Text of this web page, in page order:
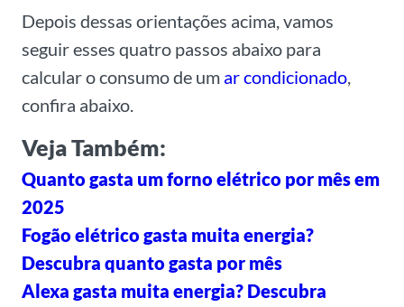
Depois dessas orientações acima, vamos
seguir esses quatro passos abaixo para
calcular o consumo de um ar condicionado,
confira abaixo.
Veja Também:
Quanto gasta um forno elétrico por mês em
2025
Fogão elétrico gasta muita energia?
Descubra quanto gasta por mês
Alexa gasta muita energia? Descubra